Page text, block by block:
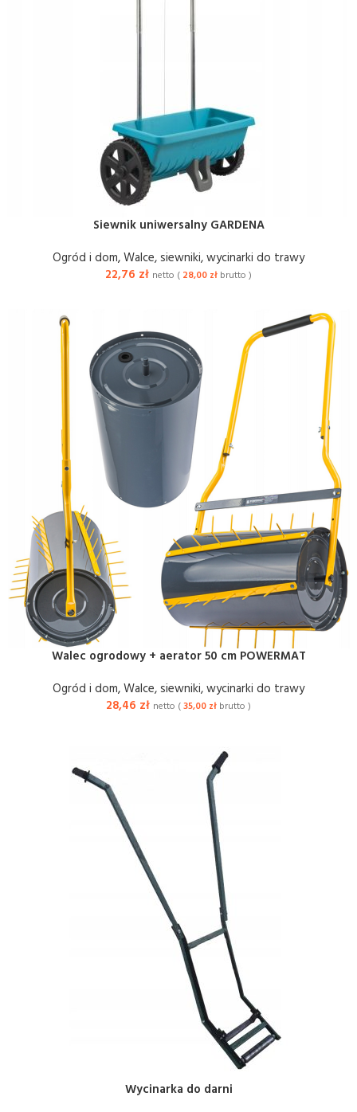
Siewnik uniwersalny GARDENA
Ogród i dom,Walce, siewniki, wycinarki do trawy
22,76 zł netto ( 28,00 zł brutto )
Walec ogrodowy + aerator 50 cm POWERMAT
Ogród i dom,Walce, siewniki, wycinarki do trawy
28,46 zł netto (35,00 zł brutto )
Wycinarka do darni